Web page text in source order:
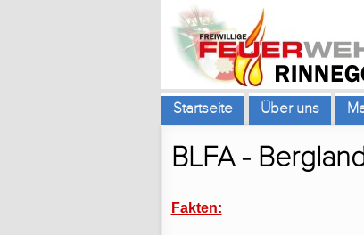
Startseite Über uns
BLFA -
Fakten: